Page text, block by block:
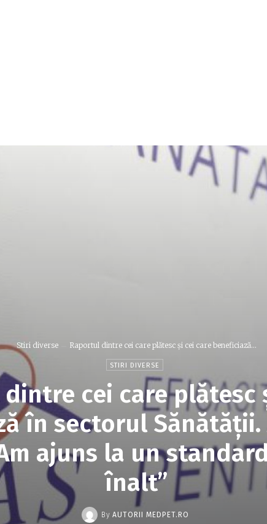
Stiri diverse Raportul dintre cei care plătesc și cei care beneficiază...
STIRI DIVERSE
cei care plătesc
în sectorul Sănătății.
ajuns la un
înalt”
By AUTORII MEDPET.RO